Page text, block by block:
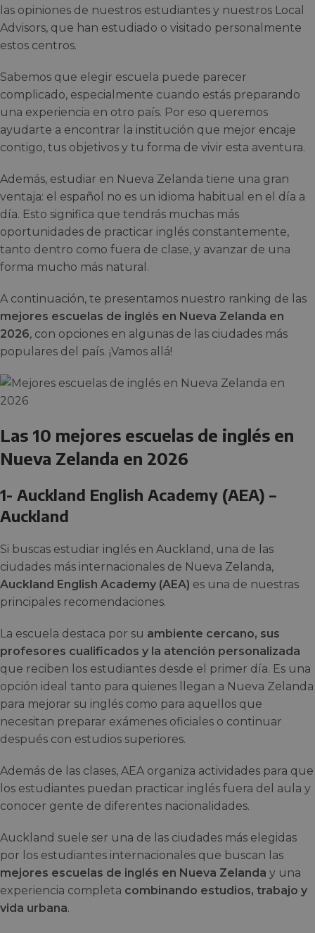
las opiniones de nuestros estudiantes y nuestros Local
Advisors, que han estudiado o visitado personalmente
estos centros.
Sabemos que elegir escuela puede parecer
complicado, especialmente cuando estás preparando
una experiencia en otro país. Por eso queremos
ayudarte a encontrar la institución que mejor encaje
contigo, tus objetivos y tu forma de vivir esta aventura.
Además, estudiar en Nueva Zelanda tiene una gran
ventaja: el español no es un idioma habitual en el día a
día. Esto significa que tendrás muchas más
oportunidades de practicar inglés constantemente,
tanto dentro como fuera de clase, y avanzar de una
forma mucho más natural.
A continuación, te presentamos nuestro ranking de las
mejores escuelas de inglés en Nueva Zelanda en
2026, con opciones en algunas de las ciudades más
populares del país. ¡Vamos allá!
Las 10 mejores escuelas de inglés en
Nueva Zelanda en 2026
1- Auckland English Academy (AEA) –
Auckland
Si buscas estudiar inglés en Auckland, una de las
ciudades más internacionales de Nueva Zelanda,
Auckland English Academy (AEA) es una de nuestras
principales recomendaciones.
La escuela destaca por su ambiente cercano, sus
profesores cualificados y la atención personalizada
que reciben los estudiantes desde el primer día. Es una
opción ideal tanto para quienes llegan a Nueva Zelanda
para mejorar su inglés como para aquellos que
necesitan preparar exámenes oficiales o continuar
después con estudios superiores.
Además de las clases, AEA organiza actividades para que
los estudiantes puedan practicar inglés fuera del aula y
conocer gente de diferentes nacionalidades.
Auckland suele ser una de las ciudades más elegidas
por los estudiantes internacionales que buscan las
mejores escuelas de inglés en Nueva Zelanda y una
experiencia completa combinando estudios, trabajo y
vida urbana.